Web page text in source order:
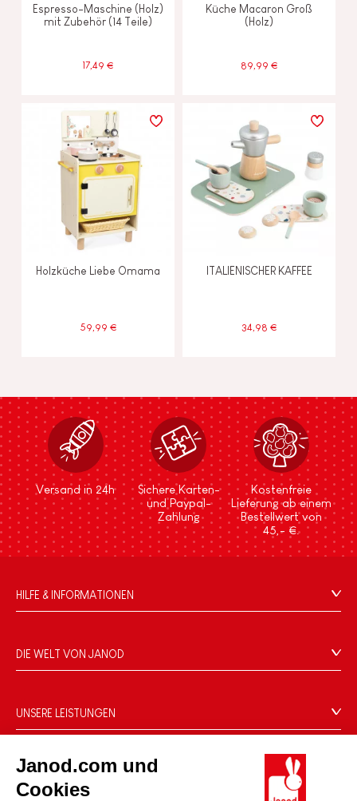
Janod.com und
Cookies
Espresso-Maschine (Holz)
mit Zubehör (14 Teile)
17,49 €
Küche Macaron Groß
(Holz)
89,99 €
Holzküche Liebe Omama
59,99 €
ITALIENISCHER KAFFEE
34,98 €
Versand in 24h
Sichere Karten-
und Paypal-
Zahlung
Kostenfreie
Lieferung ab einem
Bestellwert von
45,- €.
HILFE & INFORMATIONEN
FAQ
Kontakt
Produktrückruf
Cookies
Bedingungen für Angebote
DIE WELT VON JANOD
Unsere Expertise
CSR-Verpflichtungen
UNSERE LEISTUNGEN
Lieferbedingungen
Videos
PROFESSIONAL